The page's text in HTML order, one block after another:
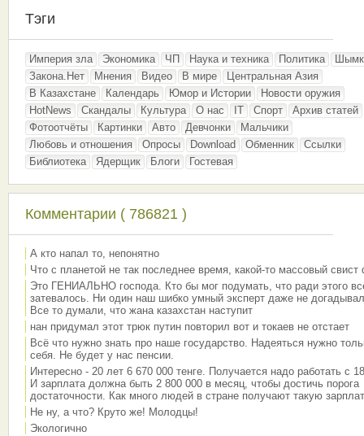
Тэги
Империя зла Экономика ЧП Наука и техника Политика
Закона.Нет
Мнения Видео В мире
Центральная Азия
В Казахстане
Календарь Юмор и Истории
Новости оружия
HotNews
Скандалы Культура О нас IT Спорт
Архив статей
Фотоотчёты
Картинки Авто Девчонки
Мальчики
Любовь и отношения
Опросы Download Обменник
Ссылки
Библиотека
Ядерщик Блоги Гостевая
Комментарии ( 786821 )
А кто напал то, непонятно
Что с планетой не так последнее время, какой-то массовый свист
Это ГЕНИАЛЬНО господа. Кто бы мог подумать, что ради этого
затевалось. Ни один наш шибко умный эксперт даже не
Все то думали, что жана казахстан наступит
нан придумал этот трюк путин повторил вот и токаев не отстает
Всё что нужно знать про наше государство. Надеяться нужно
себя. Не будет у нас пенсии.
Интересно - 20 лет 6 670 000 тенге. Получается надо работать с
И зарплата должна быть 2 800 000 в месяц, чтобы достичь порога
достаточности. Как много людей в стране получают такую
Не ну, а что? Круто же! Молодцы!
Экологично